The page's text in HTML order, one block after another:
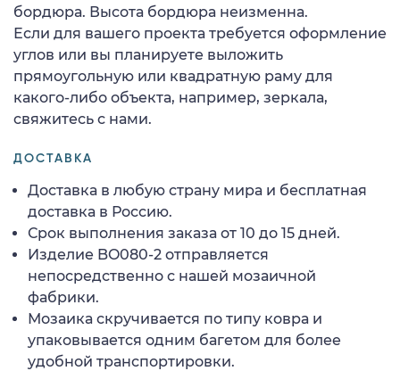
бордюра. Высота бордюра неизменна.
Если для вашего проекта требуется оформление
углов или вы планируете выложить
прямоугольную или квадратную раму для
какого-либо объекта, например, зеркала,
свяжитесь с нами.
ДОСТАВКА
Доставка в любую страну мира и бесплатная
доставка в Россию.
Срок выполнения заказа от 10 до 15 дней.
Изделие BO080-2 отправляется
непосредственно с нашей мозаичной
фабрики.
Мозаика скручивается по типу ковра и
упаковывается одним багетом для более
удобной транспортировки.